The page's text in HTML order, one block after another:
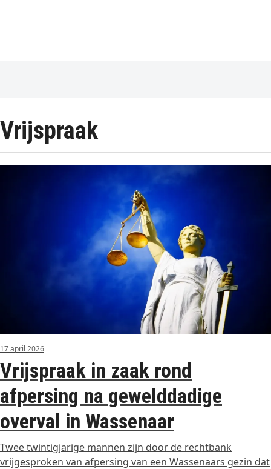
Vrijspraak
17 april 2026
Vrijspraak in zaak rond
afpersing na gewelddadige
overval in Wassenaar
Twee twintigjarige mannen zijn door de rechtbank
vrijgesproken van afpersing van een Wassenaars gezin dat